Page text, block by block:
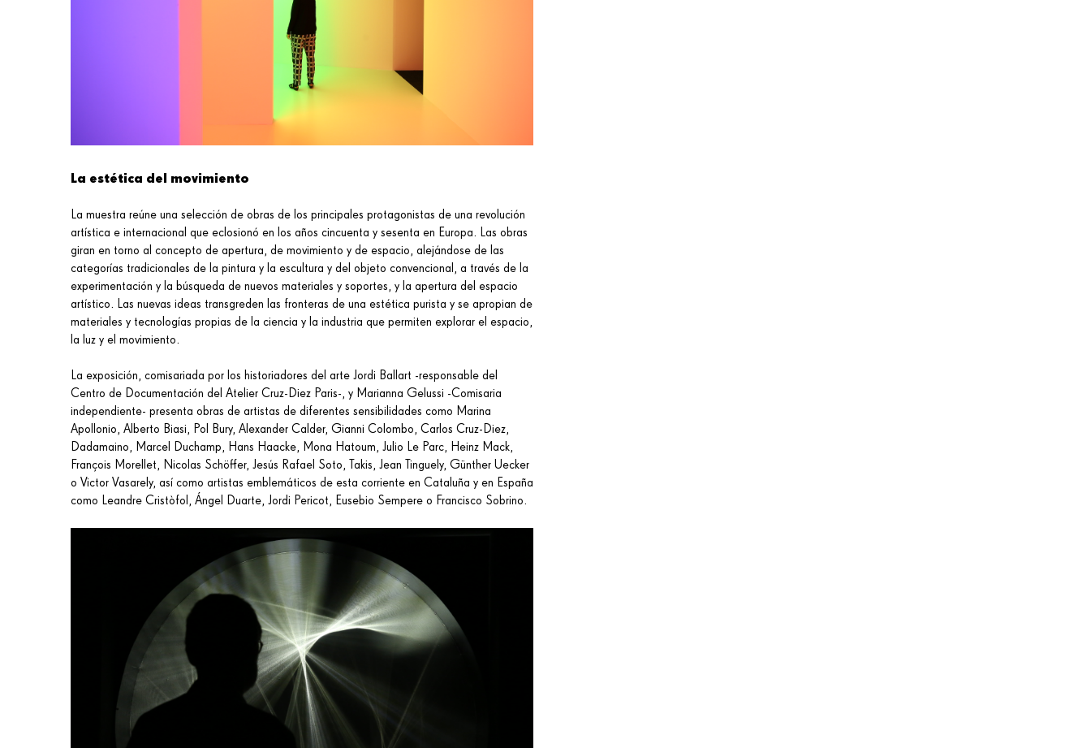
La estética del movimiento
La muestra reúne una selección de obras de los principales protagonistas de una revolución
artística e internacional que eclosionó en los años cincuenta y sesenta en Europa. Las obras
giran en torno al concepto de apertura, de movimiento y de espacio, alejándose de las
categorías tradicionales de la pintura y la escultura y del objeto convencional, a través de la
experimentación y la búsqueda de nuevos materiales y soportes, y la apertura del espacio
artístico. Las nuevas ideas transgreden las fronteras de una estética purista y se apropian de
materiales y tecnologías propias de la ciencia y la industria que permiten explorar el espacio,
la luz y el movimiento.
La exposición, comisariada por los historiadores del arte Jordi Ballart -responsable del
Centro de Documentación del Atelier Cruz-Diez Paris-, y Marianna Gelussi -Comisaria
independiente- presenta obras de artistas de diferentes sensibilidades como Marina
Apollonio, Alberto Biasi, Pol Bury, Alexander Calder, Gianni Colombo, Carlos Cruz-Diez,
Dadamaino, Marcel Duchamp, Hans Haacke, Mona Hatoum, Julio Le Parc, Heinz Mack,
François Morellet, Nicolas Schöffer, Jesús Rafael Soto, Takis, Jean Tinguely, Günther Uecker
o Victor Vasarely, así como artistas emblemáticos de esta corriente en Cataluña y en España
como Leandre Cristòfol, Ángel Duarte, Jordi Pericot, Eusebio Sempere o Francisco Sobrino.